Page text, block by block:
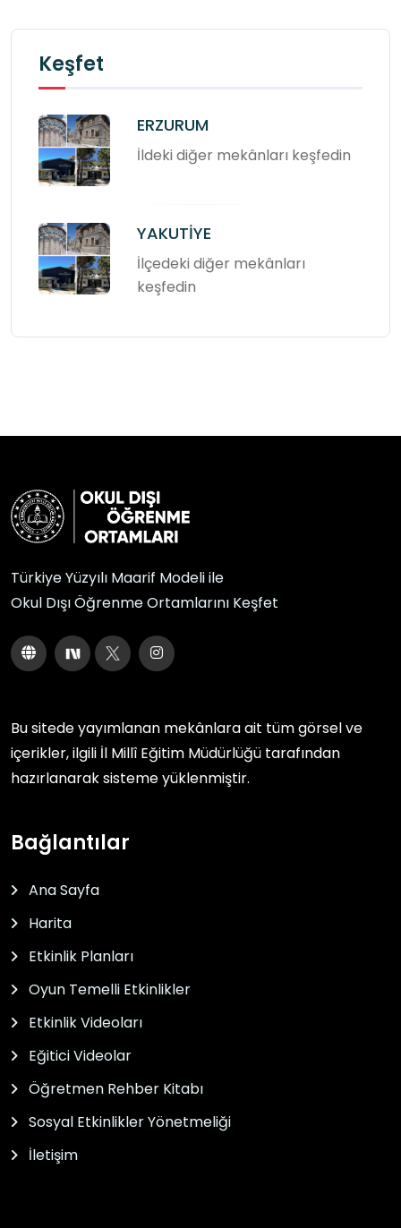
Keşfet
ERZURUM
İldeki diğer mekânları keşfedin
YAKUTİYE
İlçedeki diğer mekânları
keşfedin
Türkiye Yüzyılı Maarif Modeli ile
Okul Dışı Öğrenme Ortamlarını Keşfet
Bu sitede yayımlanan mekânlara ait tüm görsel ve
içerikler, ilgili İl Millî Eğitim Müdürlüğü tarafından
hazırlanarak sisteme yüklenmiştir.
Bağlantılar
Ana Sayfa
Harita
Etkinlik Planları
Oyun Temelli Etkinlikler
Etkinlik Videoları
Eğitici Videolar
Öğretmen Rehber Kitabı
Sosyal Etkinlikler Yönetmeliği
İletişim